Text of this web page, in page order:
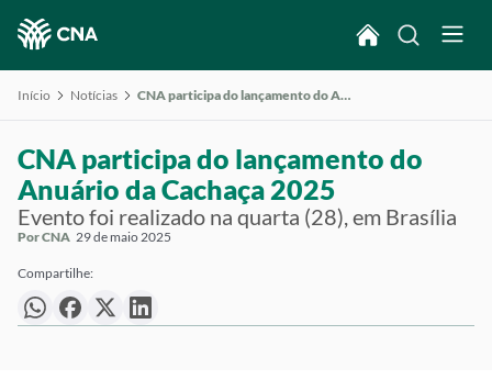
Início Notícias CNA participa do lançamento do Anuário da Cachaça 2025
CNA participa do lançamento do
Anuário da Cachaça 2025
Evento foi realizado na quarta (28), em Brasília
Por CNA 29 de maio 2025
Compartilhe: